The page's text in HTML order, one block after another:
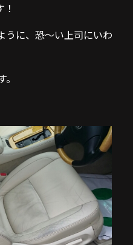
うに、恐～い上司にいわ